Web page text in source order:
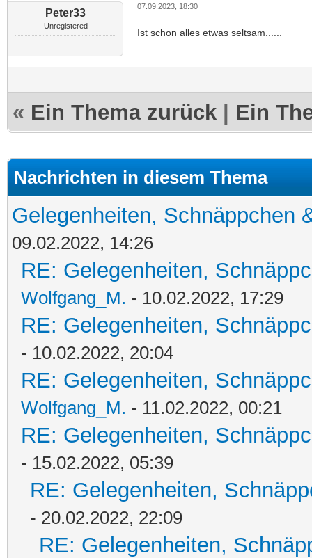
Peter33
Unregistered
07.09.2023, 18:30
Ist schon alles etwas seltsam......
« Ein Thema zurück Ein
Nachrichten in diesem Thema
Gelegenheiten, Schnäppchen
09.02.2022, 14:26
RE: Gelegenheiten,
Wolfgang_M. - 10.02.2022, 17:29
RE: Gelegenheiten,
- 10.02.2022, 20:04
RE: Gelegenheiten,
Wolfgang_M. - 11.02.2022, 00:21
RE: Gelegenheiten,
- 15.02.2022, 05:39
RE: Gelegenheiten,
- 20.02.2022, 22:09
RE: Gelegenheiten,